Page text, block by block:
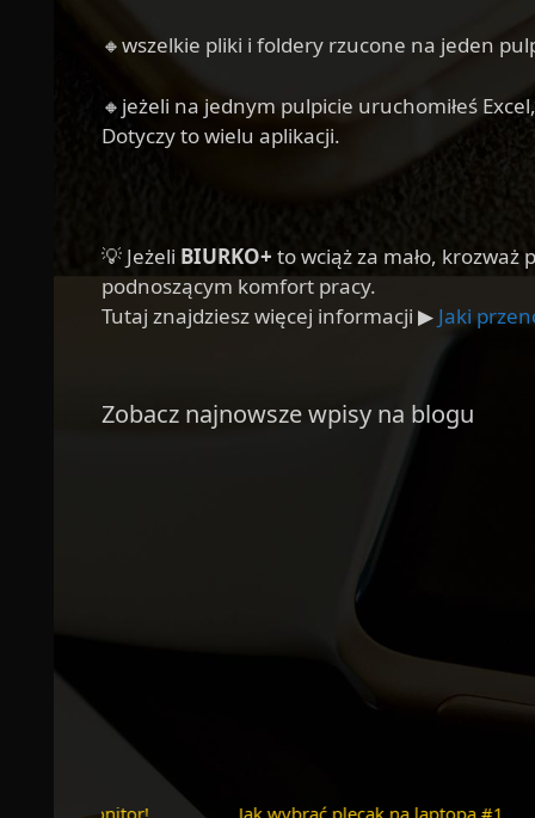
🔸wszelkie pliki i foldery rzucone na jeden
🔸jeżeli na jednym pulpicie uruchomiłeś
Dotyczy to wielu aplikacji.
💡 Jeżeli BIURKO+ to wciąż za mało,
podnoszącym komfort pracy.
Tutaj znajdziesz więcej informacji ▶ Jaki
Zobacz najnowsze wpisy na blogu